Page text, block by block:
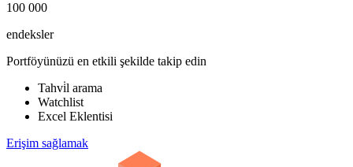
100 000
endeksler
Portföyünüzü en etkili şekilde takip edin
Tahvi̇l arama
Watchlist
Excel Eklentisi
Erişim sağlamak